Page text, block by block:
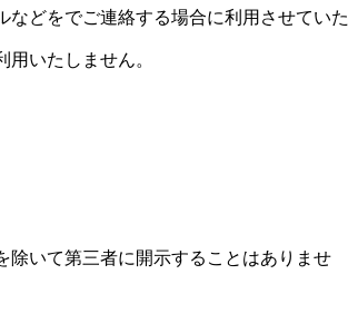
どをでご連絡する場合に利用させていた
いたしません。
除いて第三者に開示することはありませ